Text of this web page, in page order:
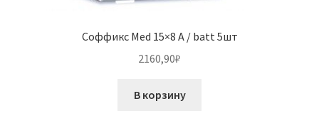
Соффикс Med 15×8 A / batt 5шт
2160,90₽
В корзину